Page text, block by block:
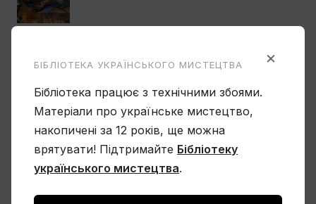
«Енеїда»
Чому Віктор Замирайло український
художник?
×
БІБЛІОТЕКА УКРАЇНСЬКОГО МИСТЕЦТВА
Бібліотека працює з технічними збоями.
Матеріали про українське мистецтво,
накопичені за 12 років, ще можна
врятувати! Підтримайте Бібліотеку
українського мистецтва.